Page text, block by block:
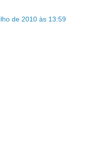
de 2010 às 13:59